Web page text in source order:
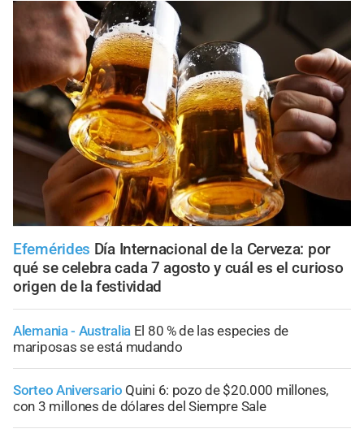
Efemérides Día Internacional de la Cerveza: por
qué se celebra cada 7 agosto y cuál es el curioso
origen de la festividad
Alemania - Australia El 80 % de las especies de
mariposas se está mudando
Sorteo Aniversario Quini 6: pozo de $20.000 millones,
con 3 millones de dólares del Siempre Sale